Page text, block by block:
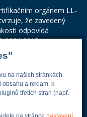
na našich stránkách
a reklam, k
třetích stran (např.
orgánem LL-
že zavedený
odpovídá
9001:2015.